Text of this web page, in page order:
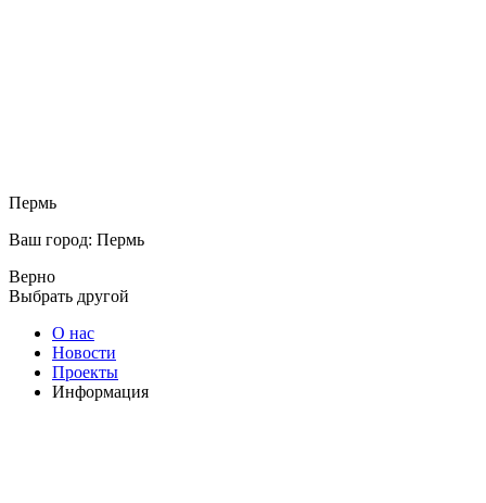
Пермь
Ваш город: Пермь
Верно
Выбрать другой
О нас
Новости
Проекты
Информация